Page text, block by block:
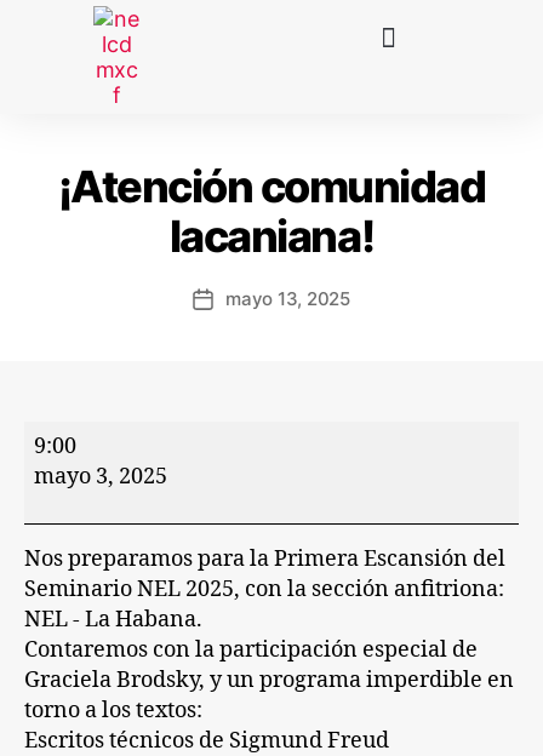
¡Atención comunidad
lacaniana!
mayo 13, 2025
9:00
mayo 3, 2025
Nos preparamos para la Primera Escansión del
Seminario NEL 2025, con la sección anfitriona:
NEL - La Habana.
Contaremos con la participación especial de
Graciela Brodsky, y un programa imperdible en
torno a los textos:
Escritos técnicos de Sigmund Freud